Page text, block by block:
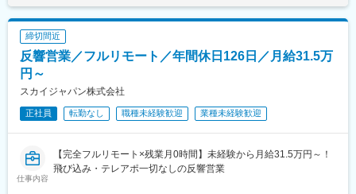
→実績に応じて年収アップを実現しやすい評価制度
変更の範囲：会社の定める業務
意されており、スキルアップをしながら就業していくことが可能
です。
各種福利厚生が充実しており、ライフステージに合わせて長期就
＜一例＞
・住宅補助：単身→3万円、扶養家族あり→4万円
・扶養補助：配偶者：1万円、配偶者以外の扶養親族：5千円
締切間近
反響営業／フルリモート／年間休日126日／月給31.5万
円～
スカイジャパン株式会社
正社員 転勤なし 職種未経験歓迎 業種未経験歓迎
仕事内容
【完全フルリモート×残業月0時間】未経験から月給31.5万円～！
飛び込み・テレアポ一切なしの反響営業